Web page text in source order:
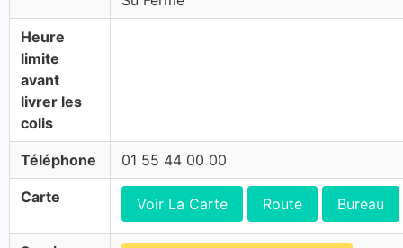
Heure
limite
avant
livrer les
colis
Téléphone 01 55 44 00 00
Carte Voir La Carte Route Bureau